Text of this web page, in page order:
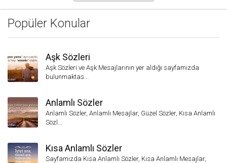
Popüler Konular
Aşk Sözleri
Aşk Sözleri ve Aşk Mesajlarının yer aldığı sayfamızda
bulunmaktas...
Anlamlı Sözler
Anlamlı Sözler, Anlamlı Mesajlar, Güzel Sözler, Kısa Anlamlı
Sözl...
Kısa Anlamlı Sözler
Sayfamızda Kısa Anlamlı Sözler, Kısa Anlamlı Mesajlar,